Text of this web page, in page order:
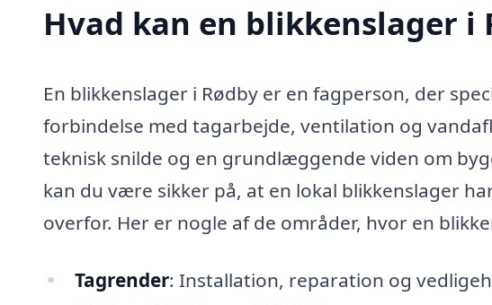
Hvad kan en blikkenslager i
En blikkenslager i Rødby er en fagperson, der
forbindelse med tagarbejde, ventilation og
teknisk snilde og en grundlæggende viden om
kan du være sikker på, at en lokal blikkenslager
overfor. Her er nogle af de områder, hvor en
Tagrender: Installation, reparation og